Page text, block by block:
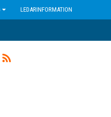
LEDARINFORMATION